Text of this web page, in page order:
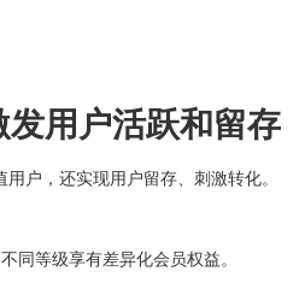
用户活跃和留存
户，还实现用户留存、刺激转化。
同等级享有差异化会员权益。